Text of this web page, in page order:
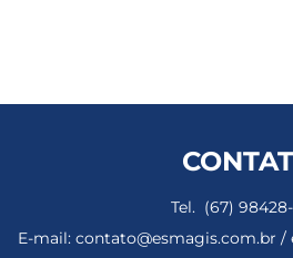
Tel. (67) 98428-
E-mail: contato@esmagis.com.br